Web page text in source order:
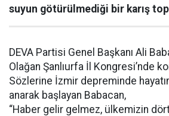
suyun götürülmediği bir karış
DEVA Partisi Genel Başkanı Ali
Olağan Şanlıurfa İl Kongresi’nde
Sözlerine İzmir depreminde
anarak başlayan Babacan,
“Haber gelir gelmez, ülkemizin